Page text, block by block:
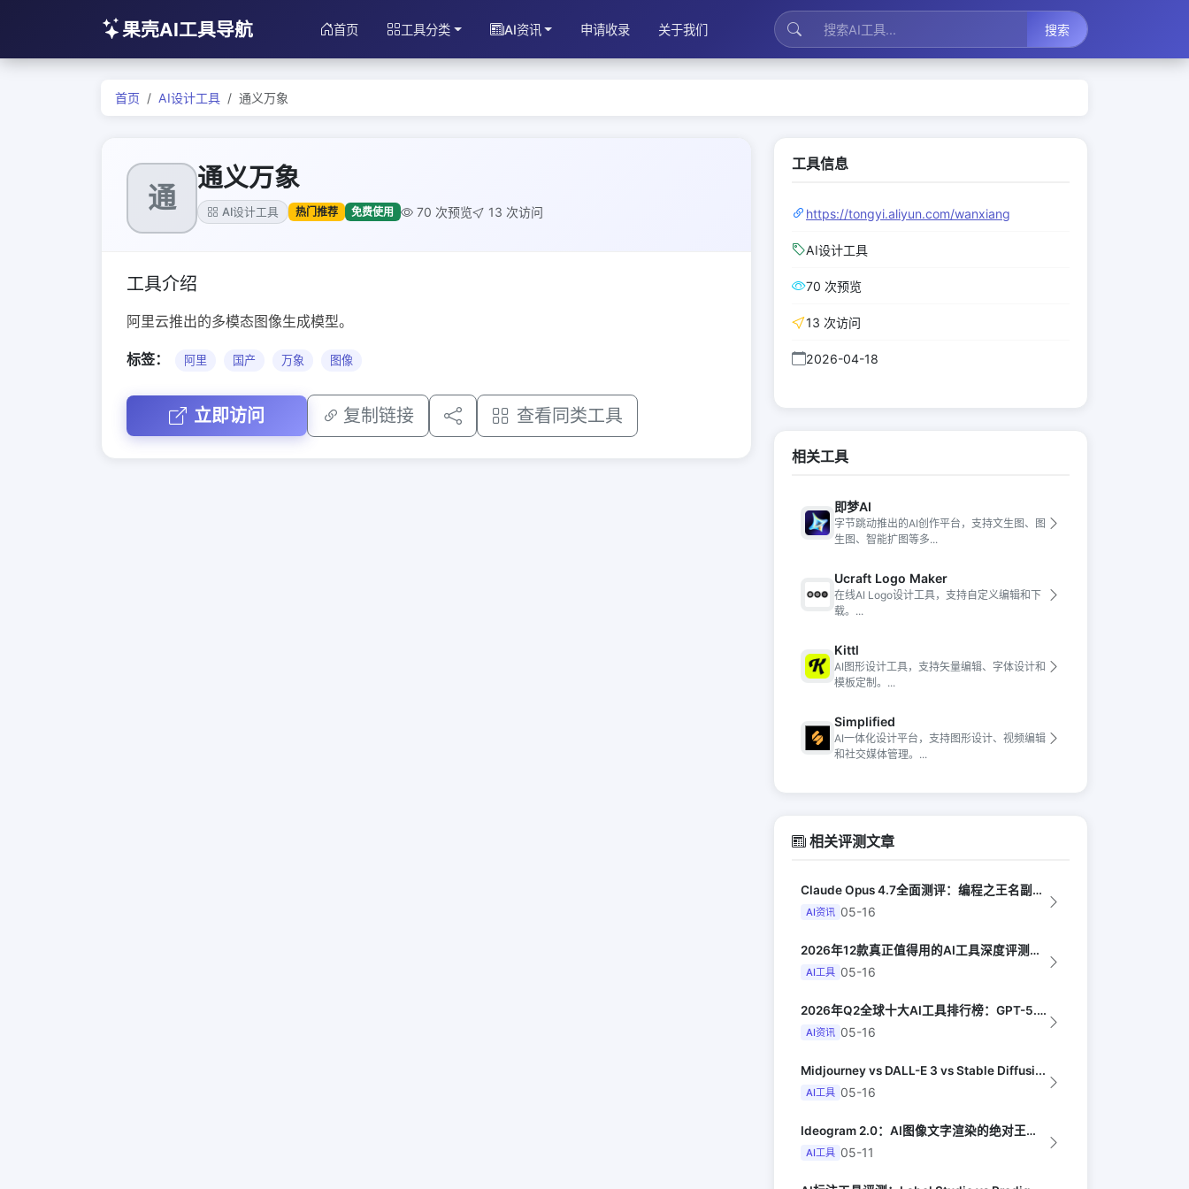
果壳AI工具导航 首页 工具分类 AI资讯 申请收录 关于我们 搜索
首页 AI设计工具 通义万象
通
通义万象
AI设计工具 热门推荐 免费使用 70 次预览 13 次访问
工具介绍
阿里云推出的多模态图像生成模型。
标签： 阿里 国产 万象 图像
立即访问 复制链接 查看同类工具
工具信息
https://tongyi.aliyun.com/wanxiang
AI设计工具
70 次预览
13 次访问
2026-04-18
相关工具
即梦AI
字节跳动推出的AI创作平台，支持文生图、图
生图、智能扩图等多...
Ucraft Logo Maker
在线AI Logo设计工具，支持自定义编辑和下
载。...
Kittl
AI图形设计工具，支持矢量编辑、字体设计和
模板定制。...
Simplified
AI一体化设计平台，支持图形设计、视频编辑
和社交媒体管理。...
相关评测文章
Claude Opus 4.7全面测评：编程之王名副其实吗（The Verge）
AI资讯 05-16
2026年12款真正值得用的AI工具深度评测（Synthesia评选）
AI工具 05-16
2026年Q2全球十大AI工具排行榜：GPT-5.4领跑，Claude Opus...
AI资讯 05-16
Midjourney vs DALL-E 3 vs Stable Diffusi...
AI工具 05-16
Ideogram 2.0：AI图像文字渲染的绝对王者（AI Explained）
AI工具 05-11